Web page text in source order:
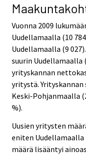
Vuonna 2009
Uudellamaalla (10
Uudellamaalla (9
suurin Uudellamaalla
yrityskannan
yritystä.
Keski-Pohjanmaalla
%).
Uusien yritysten
eniten
määrä lisääntyi